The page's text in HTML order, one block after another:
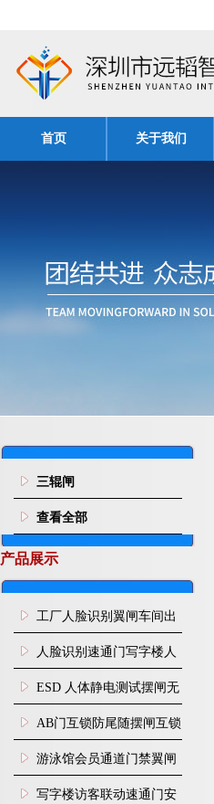
首页 关于我们
三辊闸
查看全部
产品展示
工厂人脸识别翼闸车间出
入口人行通道门禁
人脸识别速通门写字楼人
行通道闸门禁设备
ESD 人体静电测试摆闸无
尘车间防静电闸机
AB门互锁防尾随摆闸互锁
闸机
游泳馆会员通道门禁翼闸
写字楼访客联动速通门安